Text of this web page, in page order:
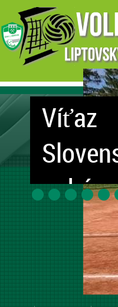
Páči sa ti volejbal?
až 11 rokov alebo
sa príď pozrieť a